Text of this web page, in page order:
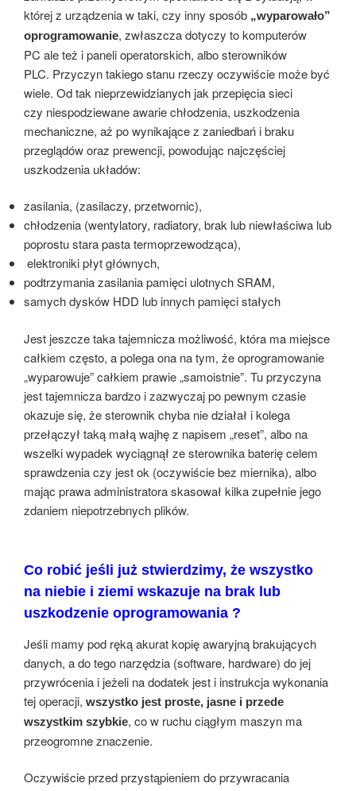
której z urządzenia w taki, czy inny sposób „wyparowało”
oprogramowanie, zwłaszcza dotyczy to komputerów
PC ale też i paneli operatorskich, albo sterowników
PLC. Przyczyn takiego stanu rzeczy oczywiście może być
wiele. Od tak nieprzewidzianych jak przepięcia sieci
czy niespodziewane awarie chłodzenia, uszkodzenia
mechaniczne, aż po wynikające z zaniedbań i braku
przeglądów oraz prewencji, powodując najczęściej
uszkodzenia układów:
zasilania, (zasilaczy, przetwornic),
chłodzenia (wentylatory, radiatory, brak lub niewłaściwa lub
poprostu stara pasta termoprzewodząca),
elektroniki płyt głównych,
podtrzymania zasilania pamięci ulotnych SRAM,
samych dysków HDD lub innych pamięci stałych
Jest jeszcze taka tajemnicza możliwość, która ma miejsce
całkiem często, a polega ona na tym, że oprogramowanie
„wyparowuje” całkiem prawie „samoistnie”. Tu przyczyna
jest tajemnicza bardzo i zazwyczaj po pewnym czasie
okazuje się, że sterownik chyba nie działał i kolega
przełączył taką małą wajhę z napisem „reset”, albo na
wszelki wypadek wyciągnął ze sterownika baterię celem
sprawdzenia czy jest ok (oczywiście bez miernika), albo
mając prawa administratora skasował kilka zupełnie jego
zdaniem niepotrzebnych plików.
Co robić jeśli już stwierdzimy, że wszystko
na niebie i ziemi wskazuje na brak lub
uszkodzenie oprogramowania ?
Jeśli mamy pod ręką akurat kopię awaryjną brakujących
danych, a do tego narzędzia (software, hardware) do jej
przywrócenia i jeżeli na dodatek jest i instrukcja wykonania
tej operacji, wszystko jest proste, jasne i przede
wszystkim szybkie, co w ruchu ciągłym maszyn ma
przeogromne znaczenie.
Oczywiście przed przystąpieniem do przywracania